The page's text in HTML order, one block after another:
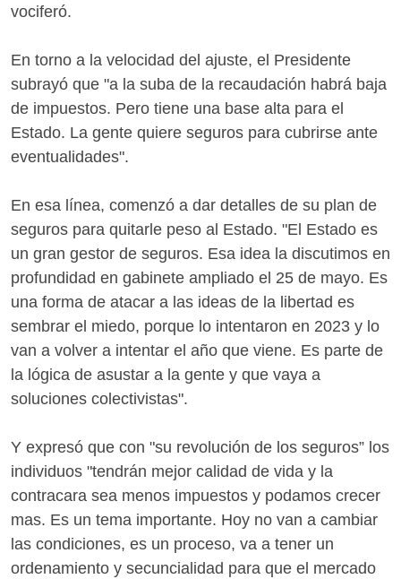
vociferó.
En torno a la velocidad del ajuste, el Presidente
subrayó que "a la suba de la recaudación habrá baja
de impuestos. Pero tiene una base alta para el
Estado. La gente quiere seguros para cubrirse ante
eventualidades".
En esa línea, comenzó a dar detalles de su plan de
seguros para quitarle peso al Estado. "El Estado es
un gran gestor de seguros. Esa idea la discutimos en
profundidad en gabinete ampliado el 25 de mayo. Es
una forma de atacar a las ideas de la libertad es
sembrar el miedo, porque lo intentaron en 2023 y lo
van a volver a intentar el año que viene. Es parte de
la lógica de asustar a la gente y que vaya a
soluciones colectivistas".
Y expresó que con "su revolución de los seguros” los
individuos "tendrán mejor calidad de vida y la
contracara sea menos impuestos y podamos crecer
mas. Es un tema importante. Hoy no van a cambiar
las condiciones, es un proceso, va a tener un
ordenamiento y secuncialidad para que el mercado